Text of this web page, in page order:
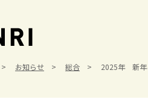
お知らせ 総合 2025年 新年